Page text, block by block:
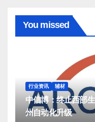
You missed
行业资讯 辅材
中信博：终止西部
州自动化升级